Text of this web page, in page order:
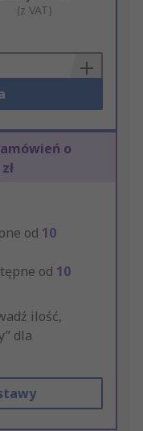
(z VAT)
o
od 10
od 10
ilość,
dla